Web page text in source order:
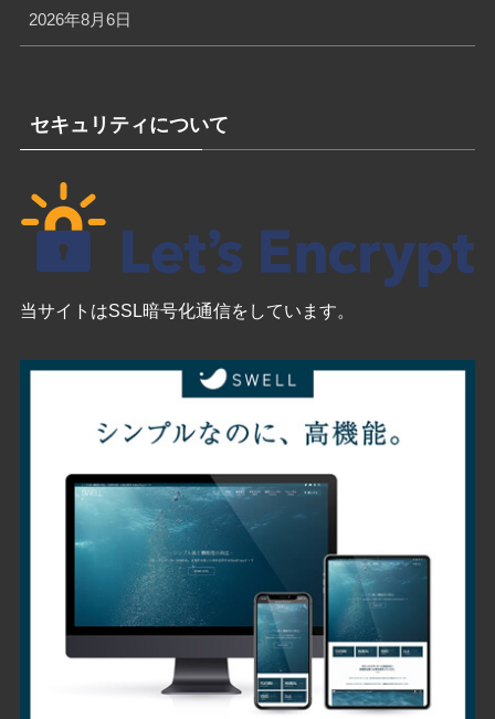
2026年8月6日
セキュリティについて
当サイトはSSL暗号化通信をしています。